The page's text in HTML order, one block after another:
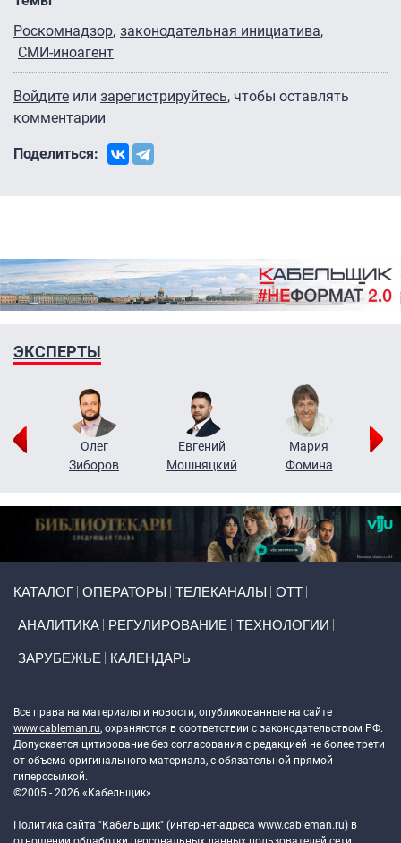
Роскомнадзор законодательная инициатива
СМИ-иноагент
Войдите или зарегистрируйтесь, чтобы оставлять
комментарии
Поделиться:
ЭКСПЕРТЫ
Олег
Зиборов
Евгений
Мошняцкий
Мария
Фомина
КАТАЛОГ ОПЕРАТОРЫ ТЕЛЕКАНАЛЫ ОТТ
АНАЛИТИКА РЕГУЛИРОВАНИЕ ТЕХНОЛОГИИ
ЗАРУБЕЖЬЕ КАЛЕНДАРЬ
Все права на материалы и новости, опубликованные на сайте
www.cableman.ru, охраняются в соответствии с законодательством РФ.
Допускается цитирование без согласования с редакцией не более трети
от объема оригинального материала, с обязательной прямой
гиперссылкой.
©2005 - 2026 «Кабельщик»
Политика сайта "Кабельщик" (интернет-адреса www.cableman.ru) в